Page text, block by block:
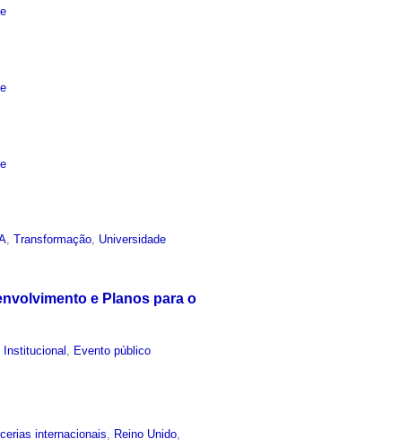
,Transformação, Universidade
e Planos para o
Institucional Evento público
internacionais Reino Unido